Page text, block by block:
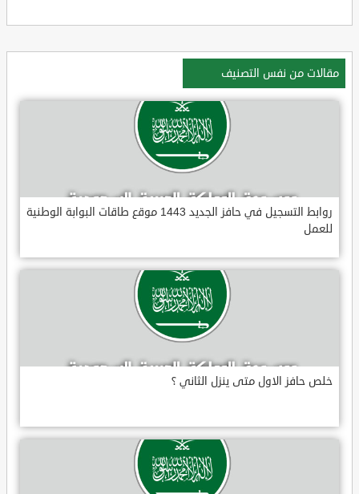
مقالات من نفس التصنيف
روابط التسجيل في حافز الجديد 1443 موقع طاقات البوابة الوطنية
للعمل
خلص حافز الاول متى ينزل الثاني ؟